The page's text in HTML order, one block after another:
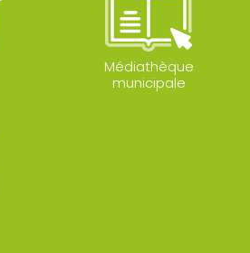
Médiathèque
municipale